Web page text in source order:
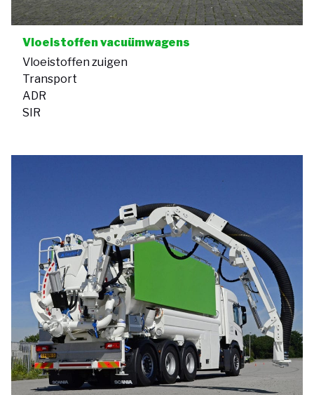
Vloeistoffen vacuümwagens
Vloeistoffen zuigen
Transport
ADR
SIR